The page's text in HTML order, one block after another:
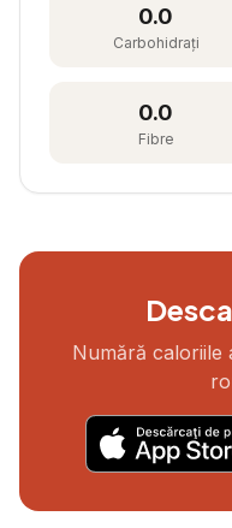
0.0
Carbohidrați
0.0
Fibre
Numără caloriile